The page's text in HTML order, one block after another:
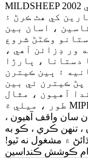
MILDSHEEP 2002 ۾ قائم ڪئي وئي ، جڏهن اها هٿ جي
کي هٿ ڪرڻ ۽
ويٺا هئاسين ، اسان بين
وڪڻڻ شروع
ور ڊزائن آهي ،
دستانا ، ٻارڙا
۽ ٻين ڪيترن
ڪيترن ئي بين
آهيون ، مثال
طور ، ميلي ۾ MIPEL ، MIFUR ، هانگ ڪانگ ۾ APLF. اسان
سان واقف آهيون ،
، تنهن ڪري ، ڪو به
۾ مشغول نه ٿيو!